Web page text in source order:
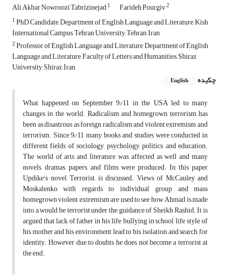
Ali Akbar Nowroozi Tabrizinejad1 Farideh Pourgiv2
1PhD Candidate, Department of English Language and Literature, Kish
International Campus, Tehran University, Tehran, Iran
2Professor of English Language and Literature, Department of English
Language and Literature, Faculty of Letters and Humanities, Shiraz
University, Shiraz, Iran
چکیده
English
What happened on September 9/11 in the USA led to many
changes in the world. Radicalism and homegrown terrorism has
been as disastrous as foreign radicalism and violent extremism and
terrorism. Since 9/11 many books and studies were conducted in
different fields of sociology, psychology, politics, and education.
The world of arts and literature was affected as well and many
novels, dramas, papers, and films were produced. In this paper
Updike's novel, Terrorist, is discussed. Views of McCauley and
Moskalenko with regards to individual, group and mass
homegrown violent extremism are used to see how Ahmad is made
into a would be terrorist under the guidance of Sheikh Rashid. It is
argued that lack of father in his life, bullying in school, life style of
his mother and his environment lead to his isolation and search for
identity. However due to doubts he does not become a terrorist at
the end.